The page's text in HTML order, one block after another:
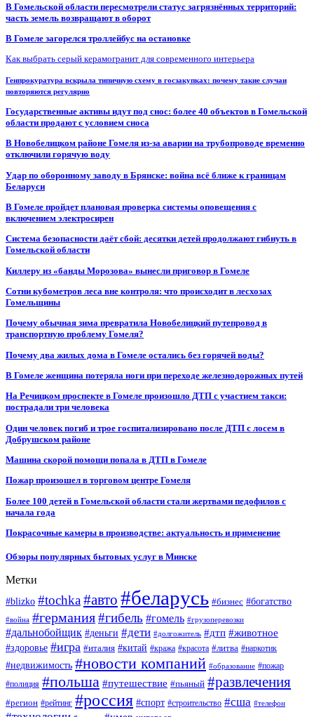
В Гомельской области пересмотрели статус загрязнённых территорий:
часть земель возвращают в оборот
В Гомеле загорелся троллейбус на остановке
Как выбрать серый керамогранит для современного интерьера
Генпрокуратура вскрыла типичную схему в госзакупках: почему такие случаи
повторяются регулярно
Государственные активы идут под снос: более 40 объектов в Гомельской
области продают с условием сноса
В Новобелицком районе Гомеля из-за аварии на трубопроводе временно
отключили горячую воду
Удар по оборонному заводу в Брянске: война всё ближе к границам
Беларуси
В Гомеле пройдет плановая проверка системы оповещения с
включением электросирен
Система безопасности даёт сбой: десятки детей продолжают гибнуть в
Гомельской области
Киллеру из «банды Морозова» вынесли приговор в Гомеле
Сотни кубометров леса вне контроля: что происходит в лесхозах
Гомельщины
Почему обычная зима превратила Новобелицкий путепровод в
транспортную проблему Гомеля?
Почему два жилых дома в Гомеле остались без горячей воды?
В Гомеле женщина потеряла ноги при переходе железнодорожных путей
На Речицком проспекте в Гомеле произошло ДТП с участием такси:
пострадали три человека
Один человек погиб и трое госпитализировано после ДТП с лосем в
Добрушском районе
Машина скорой помощи попала в ДТП в Гомеле
Пожар произошел в торговом центре Гомеля
Более 100 детей в Гомельской области стали жертвами педофилов с
начала года
Покрасочные камеры в производстве: актуальность и применение
Обзоры популярных бытовых услуг в Минске
Метки
#blizko #tochka#авто #беларусь #бизнес #богатство
#война #германия#гибель #гомель #грузоперевозки
#дальнобойщик #деньги #дети #долгожитель #дтп #животное
#здоровье #игра #италия #китай #кража #красота #литва #наркотик
#недвижимость #новости компаний #образование #пожар
#полиция #польша #путешествие #пьяный #развлечения
#регион #рейтинг #россия #спорт #строительство #сша #телефон